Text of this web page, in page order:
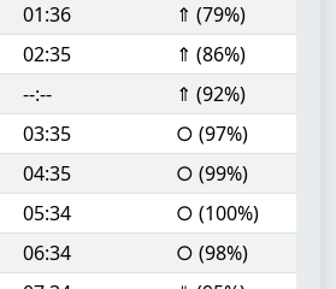
01:36
⇑ (79%)
02:35
⇑ (86%)
--:--
⇑ (92%)
03:35
○ (97%)
04:35
○ (99%)
05:34
○ (100%)
06:34
○ (98%)